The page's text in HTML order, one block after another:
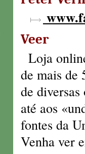
Veer
Loja
de mais de
de diversas
até aos
fontes da
Venha ver